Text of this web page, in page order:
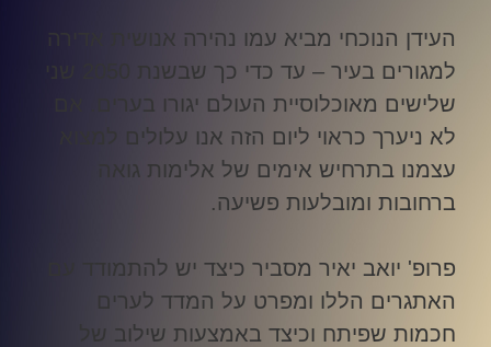
העידן הנוכחי מביא עמו נהירה אנושית אדירה
שלישים מאוכלוסיית העולם יגורו בערים. אם
לא ניערך כראוי ליום הזה אנו עלולים למצוא
עצמנו בתרחיש אימים של אלימות גואה
ברחובות ומובלעות פשיעה.
פרופ' יואב יאיר מסביר כיצד יש להתמודד עם
האתגרים הללו ומפרט על המדד לערים
חכמות שפיתח וכיצד באמצעות שילוב של